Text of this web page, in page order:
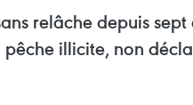
relâche depuis
illicite, non